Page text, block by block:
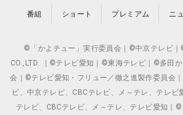
番組 ショート プレミアム ニ
©「かよチュー」実行委員会｜©中京テレビ｜
CO.,LTD. ｜©テレビ愛知｜©東海テレビ｜©多田
会｜©テレビ愛知・フリュー／徹之進製作委員会
ビ、中京テレビ、CBCテレビ、メ～テレ、テレビ
テレビ、CBCテレビ、メ～テレ、テレビ愛知｜